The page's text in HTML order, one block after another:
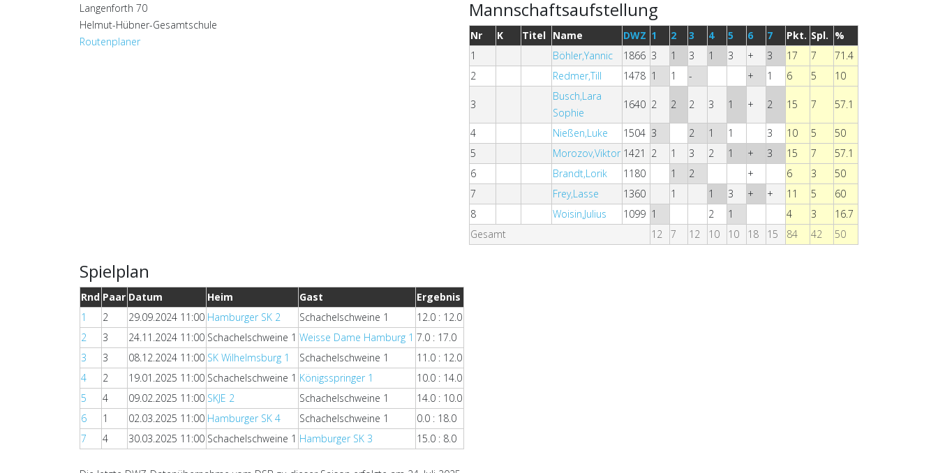
Langenforth 70
Helmut-Hübner-Gesamtschule
Routenplaner
Mannschaftsaufstellung
Nr K Titel Name DWZ 1 2 3 4 5 6 7 Pkt. Spl. %
1
Böhler,Yannic 1866 3 1 3 1 3 + 3 17 7
71.4
2
Redmer,Till 1478 1 1 - + 1 6 5 10
3
Busch,Lara
Sophie
1640 2 2 2 3 1 + 2 15 7 57.1
4 Nießen,Luke 1504 3 2 1 1 3 10 5
50
5
Morozov,Viktor 1421 2 1 3 2 1 + 3 15 7
57.1
6
Brandt,Lorik 1180 1 2 + 6 3
50
7
Frey,Lasse 1360 1 1 3 + + 11 5
60
8
Woisin,Julius 1099 1 2 1 4 3
16.7
Gesamt
12 7 12 10 10 18 15 84 42 50
Spielplan
Rnd Paar Datum Heim Gast
Ergebnis
1
2 29.09.2024 11:00 Hamburger SK 2 Schachelschweine 1
12.0 : 12.0
2
3 24.11.2024 11:00 Schachelschweine 1 Weisse Dame Hamburg 1 7.0 : 17.0
3
3 08.12.2024 11:00 SK Wilhelmsburg 1 Schachelschweine 1
11.0 : 12.0
4
2 19.01.2025 11:00 Schachelschweine 1 Königsspringer 1
10.0 : 14.0
5
4 09.02.2025 11:00 SKJE 2 Schachelschweine 1
14.0 : 10.0
6
1 02.03.2025 11:00 Hamburger SK 4 Schachelschweine 1
0.0 : 18.0
7
4 30.03.2025 11:00 Schachelschweine 1 Hamburger SK 3 15.0 : 8.0